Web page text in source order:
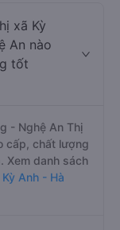
xã Kỳ
An nào
tốt
- Nghệ An Thị
cấp, chất lượng
Xem danh sách
Anh - Hà